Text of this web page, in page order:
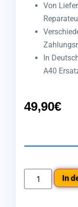
Von
In
A40
49,90€
In